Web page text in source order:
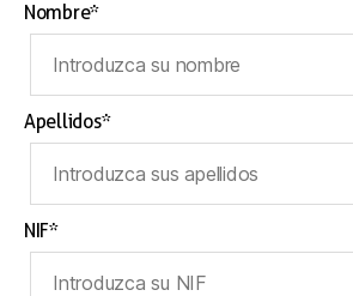
Nombre*
Apellidos*
NIF*